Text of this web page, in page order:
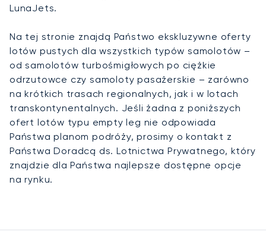
LunaJets.
Na tej stronie znajdą Państwo ekskluzywne oferty
lotów pustych dla wszystkich typów samolotów –
od samolotów turbośmigłowych po ciężkie
odrzutowce czy samoloty pasażerskie – zarówno
na krótkich trasach regionalnych, jak i w lotach
transkontynentalnych. Jeśli żadna z poniższych
ofert lotów typu empty leg nie odpowiada
Państwa planom podróży, prosimy o kontakt z
Państwa Doradcą ds. Lotnictwa Prywatnego, który
znajdzie dla Państwa najlepsze dostępne opcje
na rynku.